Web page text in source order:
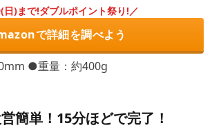
日)まで!ダブルポイント祭り!／
で詳細を調べよう
●重量：約400g
簡単！15分ほどで完了！